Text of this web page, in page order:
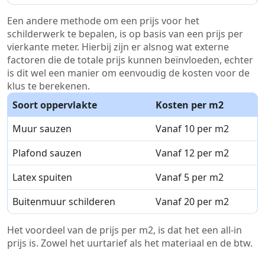
Een andere methode om een prijs voor het
schilderwerk te bepalen, is op basis van een prijs per
vierkante meter. Hierbij zijn er alsnog wat externe
factoren die de totale prijs kunnen beïnvloeden, echter
is dit wel een manier om eenvoudig de kosten voor de
klus te berekenen.
Soort oppervlakte
Kosten per m2
Muur sauzen
Vanaf 10 per m2
Plafond sauzen
Vanaf 12 per m2
Latex spuiten
Vanaf 5 per m2
Buitenmuur schilderen
Vanaf 20 per m2
Het voordeel van de prijs per m2, is dat het een all-in
prijs is. Zowel het uurtarief als het materiaal en de btw.